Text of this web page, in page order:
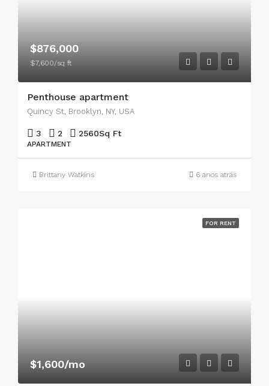
$876,000
$7,600/sq ft
Penthouse apartment
Quincy St, Brooklyn, NY, USA
3 2 2560Sq Ft
APARTMENT
Brittany Watkins 6 anos atrás
FOR RENT
$1,600/mo